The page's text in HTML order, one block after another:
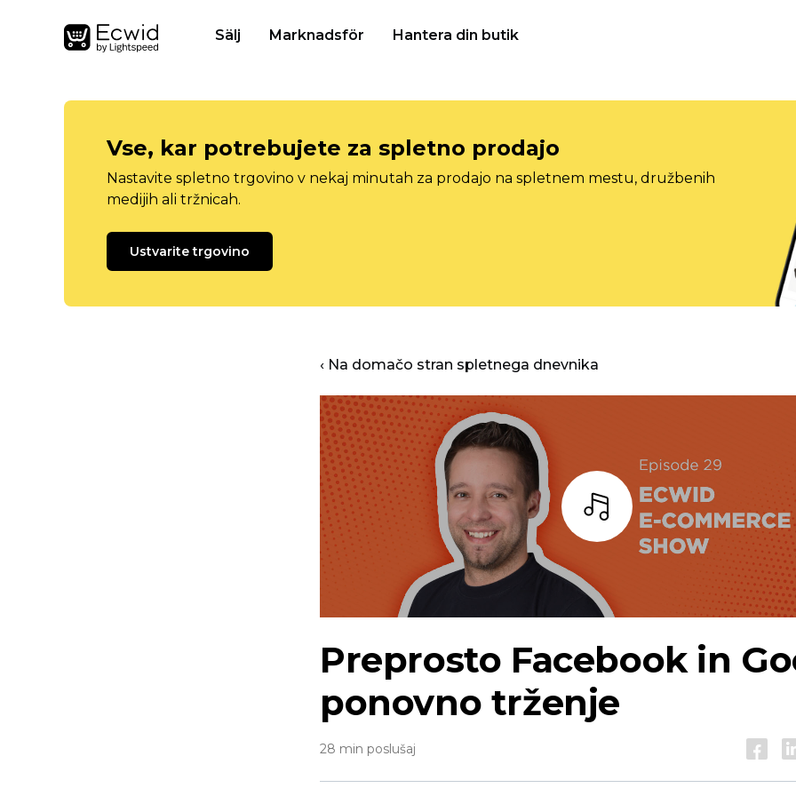
Sälj Marknadsför Hantera din butik
Vse, kar potrebujete za spletno prodajo
Nastavite spletno trgovino v nekaj minutah za prodajo na spletnem mestu, družbenih
medijih ali tržnicah.
Ustvarite trgovino
‹ Na domačo stran spletnega dnevnika
Preprosto Facebook in
ponovno trženje
28 min poslušaj